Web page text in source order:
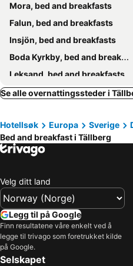
Mora, bed and breakfasts
Falun, bed and breakfasts
Insjön, bed and breakfasts
Boda Kyrkby, bed and breakfasts
Leksand, bed and breakfasts
Se alle overnattingssteder i
Hotellsøk Europa Sverige
Bed and breakfast i Tällberg
Velg ditt land
Legg til på Google
Finn resultatene våre enkelt ved å
legge til trivago som foretrukket kilde
på Google.
Selskapet